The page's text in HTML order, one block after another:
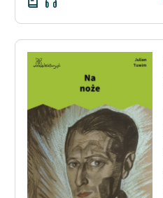
Polityka prywatności
Regulamin biblioteki
Dane fundacji i
sprawozdania finansowe
Regulamin darowizn
Informacja o treściach
wrażliwych
Deklaracja dostępności